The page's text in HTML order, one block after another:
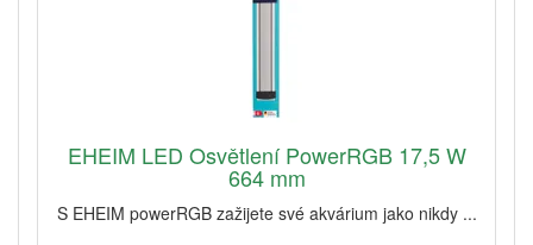
EHEIM LED Osvětlení PowerRGB 17,5 W
664 mm
S EHEIM powerRGB zažijete své akvárium jako nikdy ...